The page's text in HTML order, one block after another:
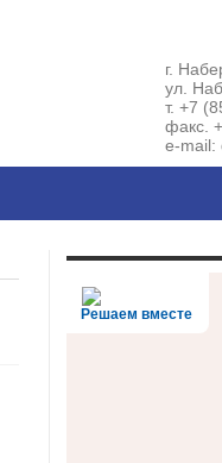
г.
ул.
т. +7
факс.
e-mail:
Решаем вместе